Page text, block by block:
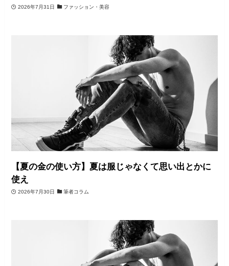
2026年7月31日 ファッション・美容
【夏の金の使い方】夏は服じゃなくて思い出とかに
使え
2026年7月30日 筆者コラム